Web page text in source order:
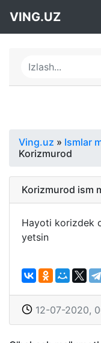
VING.UZ
Ving.uz » Ismlar
Korizmurod
Korizmurod ism
Hayoti korizdek
yetsin
12-07-2020,